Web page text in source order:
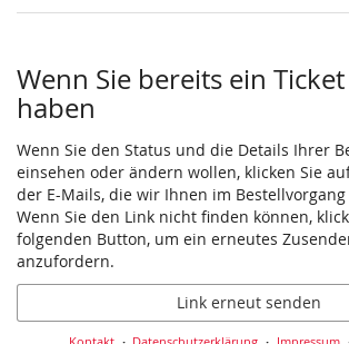
Wenn Sie bereits ein
haben
Wenn Sie den Status und die Details Ihrer
einsehen oder ändern wollen, klicken Sie
der E-Mails, die wir Ihnen im
Wenn Sie den Link nicht finden können,
folgenden Button, um ein erneutes
anzufordern.
Link erneut senden